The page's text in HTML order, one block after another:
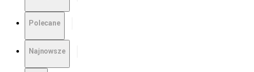
Polecane
Najnowsze